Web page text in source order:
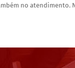
no atendimento.